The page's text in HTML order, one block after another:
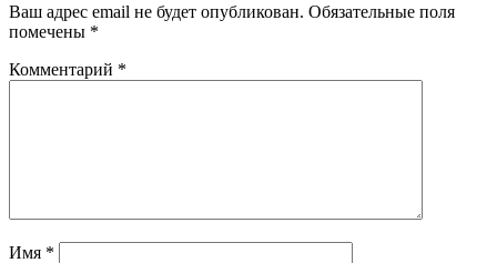
Ваш адрес email не будет опубликован. Обязательные поля
помечены *
Комментарий *
Имя *